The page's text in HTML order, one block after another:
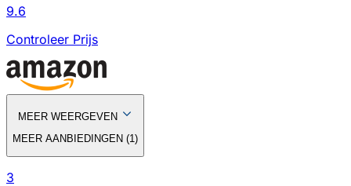
9.6
Controleer Prijs
MEER WEERGEVEN
MEER AANBIEDINGEN (1)
3